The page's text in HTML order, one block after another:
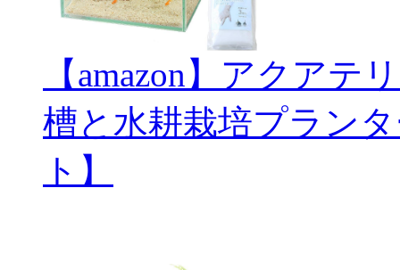
【amazon】アクアテ
槽と水耕栽培プラン
ト】